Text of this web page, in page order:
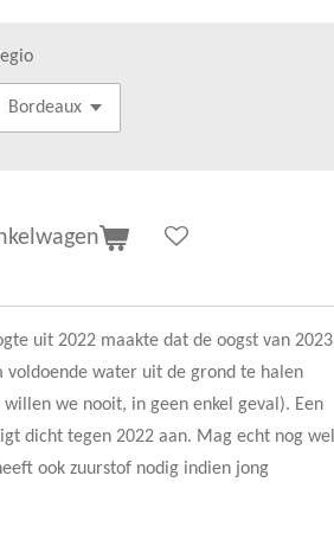
uit 2022 maakte dat de oogst van 2023
voldoende water uit de grond te halen
we nooit, in geen enkel geval). Een
dicht tegen 2022 aan. Mag echt nog wel
ook zuurstof nodig indien jong